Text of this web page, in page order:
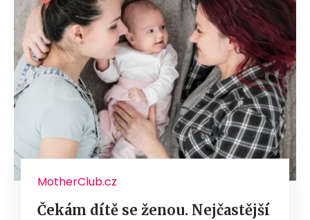
MotherClub.cz
Čekám dítě se ženou. Nejčastější